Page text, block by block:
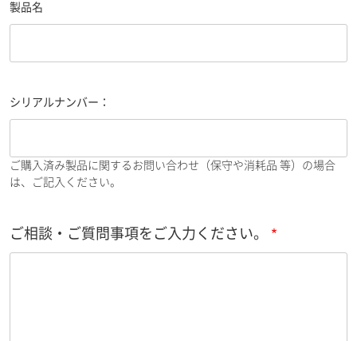
製品名
シリアルナンバー：
ご購入済み製品に関するお問い合わせ（保守や消耗品 等）の場合
は、ご記入ください。
ご相談・ご質問事項をご入力ください。